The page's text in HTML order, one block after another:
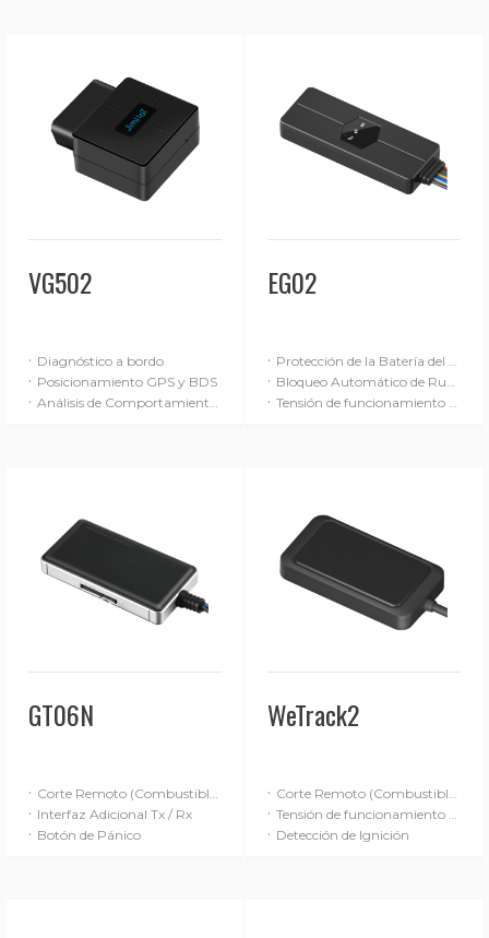
VG502
· Diagnóstico a bordo
· Posicionamiento GPS y BDS
· Análisis de Comportamiento de Conducción
EG02
· Protección de la Batería del Vehículo
· Bloqueo Automático de Ruedas
· Tensión de funcionamiento de 9-90 V
GT06N
· Corte Remoto (Combustible / Alimentación)
· Interfaz Adicional Tx / Rx
· Botón de Pánico
WeTrack2
· Corte Remoto (Combustible / Alimentación)
· Tensión de funcionamiento de 9-90 V
· Detección de Ignición